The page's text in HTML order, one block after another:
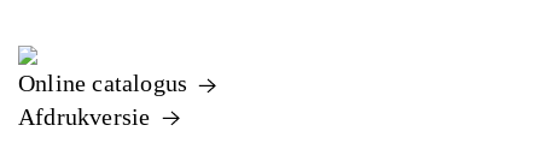
Online catalogus
Afdrukversie